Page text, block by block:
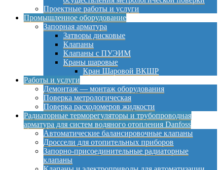
Проектные работы и услуги
Промышленное оборудование
Запорная арматура
Затворы дисковые
Клапаны
Клапаны с ПУЭИМ
Краны шаровые
Кран Шаровой ВКШР
Работы и услуги
Демонтаж — монтаж оборудования
Поверка метрологическая
Поверка расходомеров жидкости
Радиаторные терморегуляторы и трубопроводная
арматура для систем водяного отопления Danfoss
Автоматические балансировочные клапаны
Дроссели для отопительных приборов
Запорно-присоединительные радиаторные
клапаны